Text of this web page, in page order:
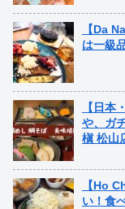
【Da
は一級
【日本
や、ガ
槇 松山
【Ho
い！食